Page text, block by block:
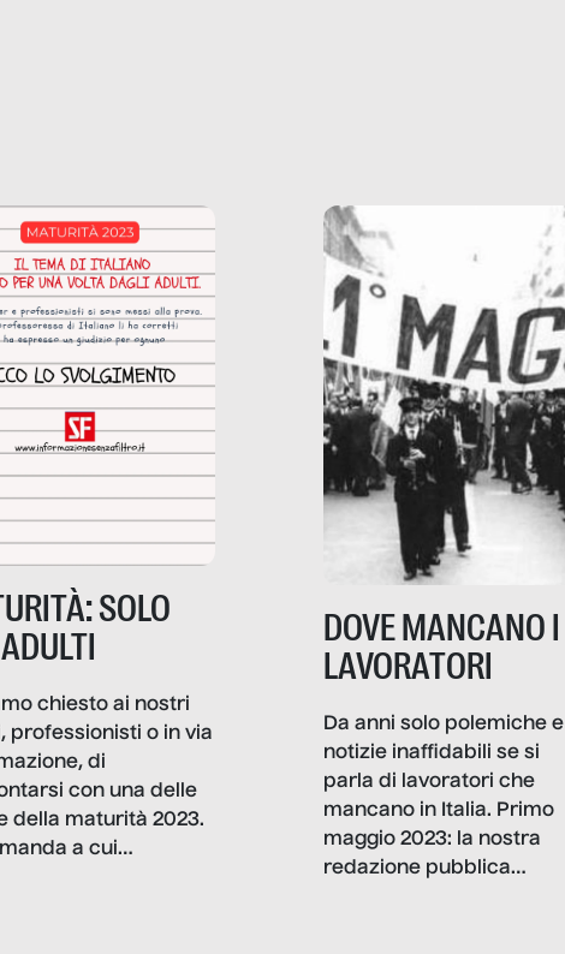
la nostra vita
come.
SOLO
chiesto ai nostri
professionisti o in via
di
con una delle
della maturità 2023.
a cui
DOVE MANCANO I
LAVORATORI
Da anni solo polemiche e
notizie inaffidabili se si
parla di lavoratori che
mancano in Italia. Primo
maggio 2023: la nostra
redazione pubblica